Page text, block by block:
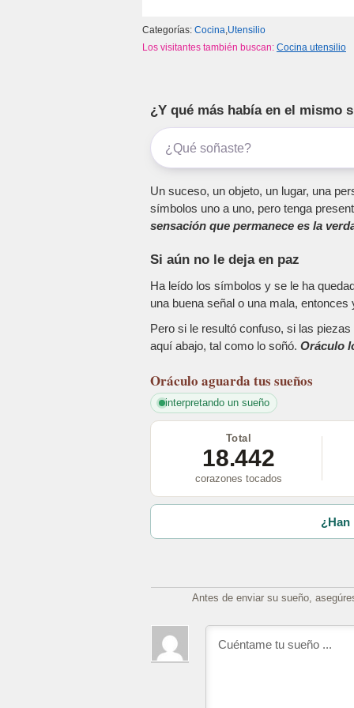
Categorías: Cocina,Utensilio
Los visitantes también buscan: Cocina utensilio
¿Y qué más había en el mismo
Un suceso, un objeto, un lugar, una
símbolos uno a uno, pero tenga
sensación que permanece es la
Si aún no le deja en paz
Ha leído los símbolos y se le ha
una buena señal o una mala,
Pero si le resultó confuso, si las
aquí abajo, tal como lo soñó. Oráculo
Oráculo aguarda tus sueños
interpretando un sueño
Total
18.442
corazones tocados
Antes de enviar su sueño,